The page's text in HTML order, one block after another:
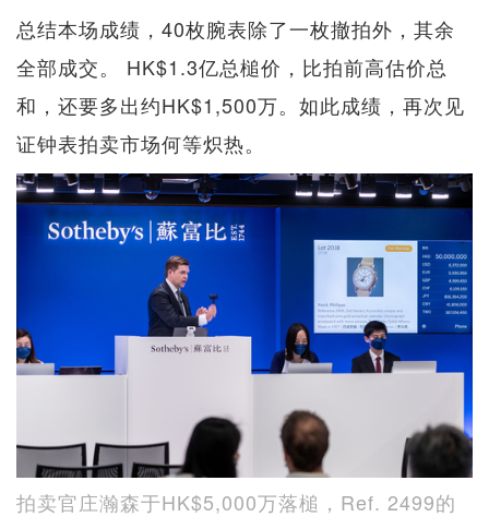
总结本场成绩，40枚腕表除了一枚撤拍外，其余
全部成交。 HK$1.3亿总槌价，比拍前高估价总
和，还要多出约HK$1,500万。如此成绩，再次见
证钟表拍卖市场何等炽热。
拍卖官庄瀚森于HK$5,000万落槌，Ref. 2499的